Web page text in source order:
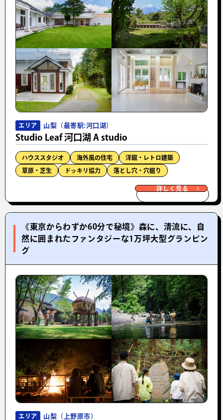
エリア 山梨（最寄駅:河口湖）
Studio Leaf 河口湖 A studio
ハウススタジオ 海外風の住宅 洋館・レトロ建築
草原・芝生 ドッキリ協力 落とし穴・穴掘り
詳しく見る
《東京からわずか60分で秘境》森に、清流に、自
然に囲まれたファンタジーな1万坪大型グランピン
グ
エリア 山梨（上野原市）